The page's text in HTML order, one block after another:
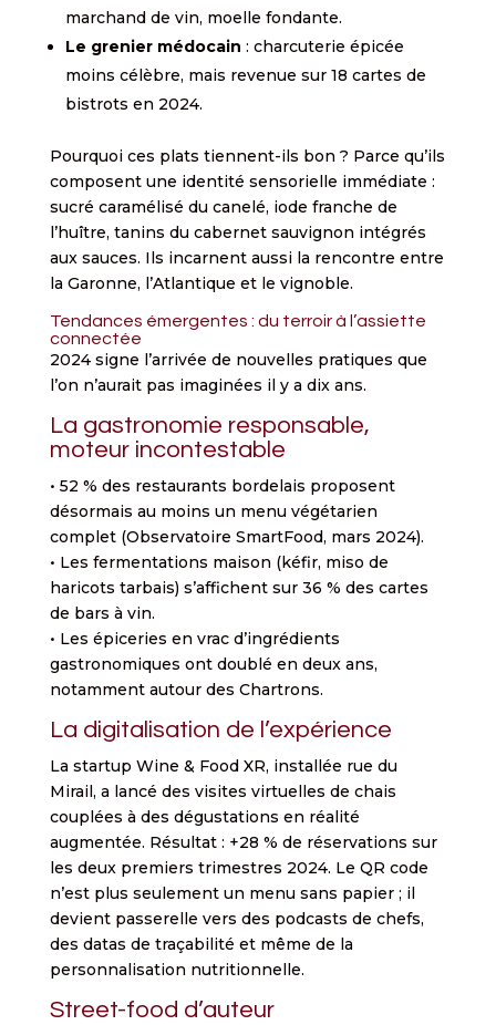
marchand de vin, moelle fondante.
Le grenier médocain : charcuterie épicée
moins célèbre, mais revenue sur 18 cartes de
bistrots en 2024.
Pourquoi ces plats tiennent-ils bon ? Parce qu’ils
composent une identité sensorielle immédiate :
sucré caramélisé du canelé, iode franche de
l’huître, tanins du cabernet sauvignon intégrés
aux sauces. Ils incarnent aussi la rencontre entre
la Garonne, l’Atlantique et le vignoble.
Tendances émergentes : du terroir à l’assiette
connectée
2024 signe l’arrivée de nouvelles pratiques que
l’on n’aurait pas imaginées il y a dix ans.
La gastronomie responsable,
moteur incontestable
• 52 % des restaurants bordelais proposent
désormais au moins un menu végétarien
complet (Observatoire SmartFood, mars 2024).
• Les fermentations maison (kéfir, miso de
haricots tarbais) s’affichent sur 36 % des cartes
de bars à vin.
• Les épiceries en vrac d’ingrédients
gastronomiques ont doublé en deux ans,
notamment autour des Chartrons.
La digitalisation de l’expérience
La startup Wine & Food XR, installée rue du
Mirail, a lancé des visites virtuelles de chais
couplées à des dégustations en réalité
augmentée. Résultat : +28 % de réservations sur
les deux premiers trimestres 2024. Le QR code
n’est plus seulement un menu sans papier ; il
devient passerelle vers des podcasts de chefs,
des datas de traçabilité et même de la
personnalisation nutritionnelle.
Street-food d’auteur